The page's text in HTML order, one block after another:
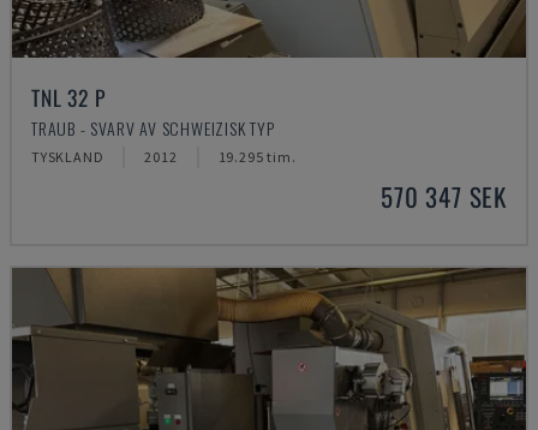
TNL 32 P
TRAUB - SVARV AV SCHWEIZISK TYP
TYSKLAND 2012 19.295 tim.
570 347 SEK